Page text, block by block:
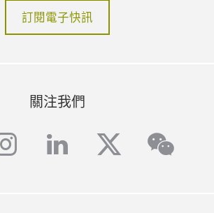
訂閱電子快訊
關注我們
linkedintwitter